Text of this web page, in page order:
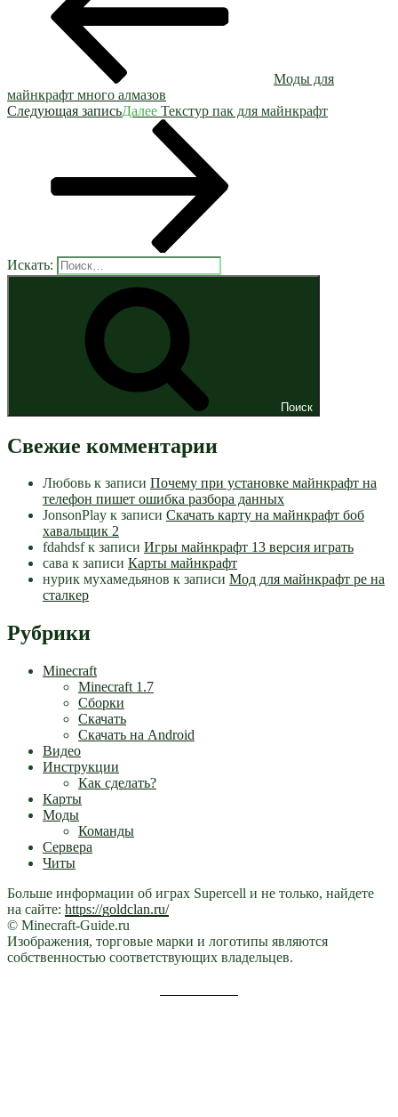
Моды для
майнкрафт много алмазов
Следующая записьДалее Текстур пак для майнкрафт
Искать:
Поиск
Свежие комментарии
Любовь к записи Почему при установке майнкрафт на
телефон пишет ошибка разбора данных
JonsonPlay к записи Скачать карту на майнкрафт боб
хавальщик 2
fdahdsfк записи Игры майнкрафт 13 версия играть
сава к записи Карты майнкрафт
нурик мухамедьянов к записи Мод для майнкрафт pe на
сталкер
Рубрики
Minecraft
Minecraft 1.7
Сборки
Скачать
Скачать на Android
Видео
Инструкции
Как сделать?
Карты
Моды
Команды
Сервера
Читы
Больше информации об играх Supercell и не только, найдете
на сайте: https://goldclan.ru/
© Minecraft-Guide.ru
Изображения, торговые марки и логотипы являются
собственностью соответствующих владельцев.